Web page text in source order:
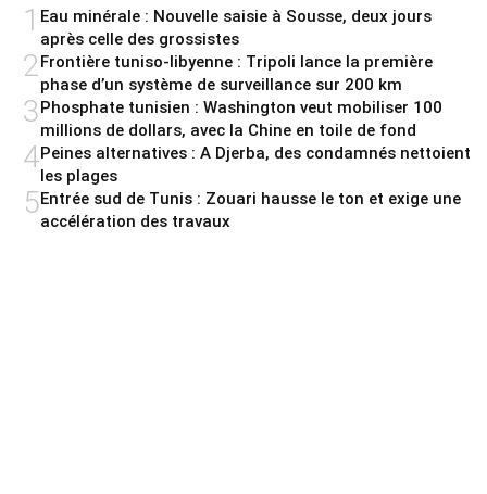
1 Eau minérale : Nouvelle saisie à Sousse, deux jours
après celle des grossistes
2 Frontière tuniso-libyenne : Tripoli lance la première
phase d’un système de surveillance sur 200 km
3Phosphate tunisien : Washington veut mobiliser 100
millions de dollars, avec la Chine en toile de fond
4Peines alternatives : A Djerba, des condamnés nettoient
les plages
5Entrée sud de Tunis : Zouari hausse le ton et exige une
accélération des travaux